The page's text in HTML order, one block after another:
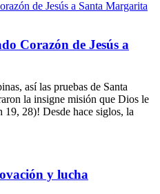
Corazón de Jesús a
así las pruebas de Santa
la insigne misión que Dios le
19, 28)! Desde hace siglos, la
y lucha